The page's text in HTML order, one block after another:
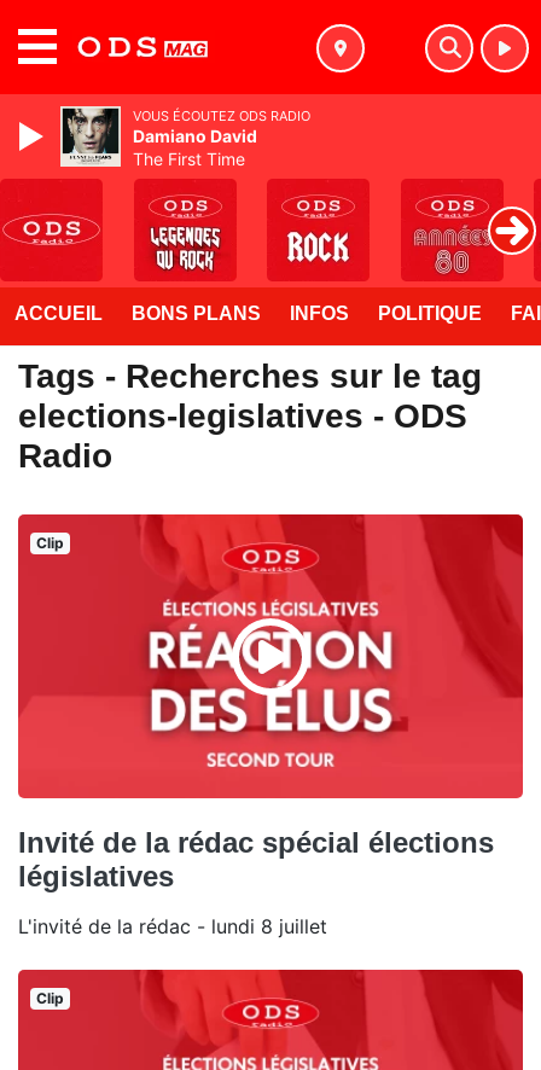
ACCUEIL BONS PLANS INFOS POLITIQUE
Tags - Recherches sur le tag
elections-legislatives - ODS
Radio
Clip
Invité de la rédac spécial élections
législatives
L'invité de la rédac - lundi 8 juillet
Clip
VOUS ÉCOUTEZ ODS RADIO
Damiano David
The First Time